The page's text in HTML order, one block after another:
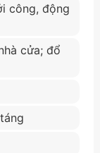
công, động
cửa; đổ